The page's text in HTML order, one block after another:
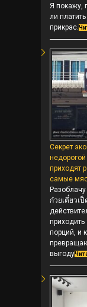
Я покажу,
ли
прикрас.
Секрет
приходят
самые
ก๋วยเตี๋ยวเ
порций, и
выгоду